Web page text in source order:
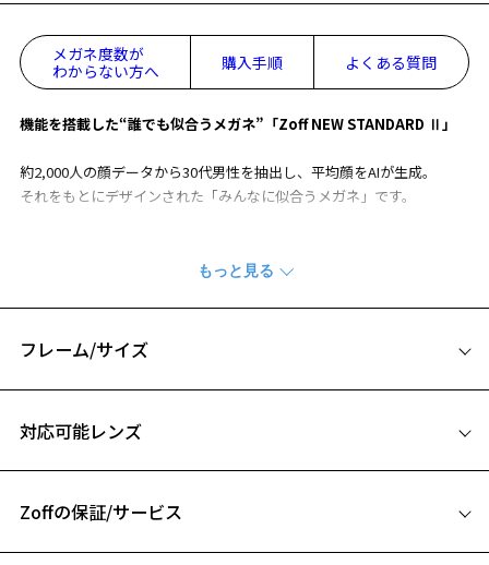
お気に入りリストは
メガネ度数が
わからない方へ
購入手順 よくある質問
機能を搭載した“誰でも似合うメガネ”「Zoff NEW STANDARD Ⅱ」
約2,000人の顔データから30代男性を抽出し、平均顔をAIが生成。
それをもとにデザインされた「みんなに似合うメガネ」です。
①人間工学に基づいた男性平均値から設計されたフレームです。
とにデザイン、設計されています。
この平均顔から、顔に対するフレームの最適な位置を算出し、メガネ
と顔のバランスを考えフレーム内の瞳の位置を最適化したり、より良
い位置にメガネが装用できるように鼻パッド位置を調整しています。
②テンプルのクランク形状
モダンの先に金と同じ比重のタングステン合金というレアメタルを内
フレーム/サイズ
B ブリッジ(鼻部分)の横幅：16mm
対応可能レンズ
Zoffの保証/サービス